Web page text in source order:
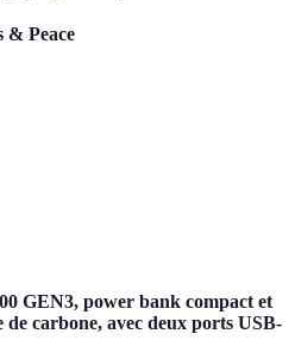
& Peace
GEN3, power bank compact et
carbone, avec deux ports USB-